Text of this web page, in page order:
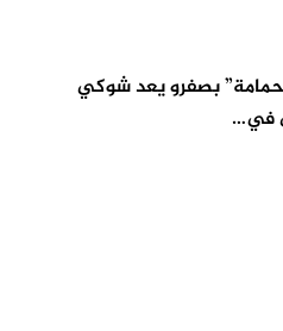
بصفرو يعد شوكي
في…